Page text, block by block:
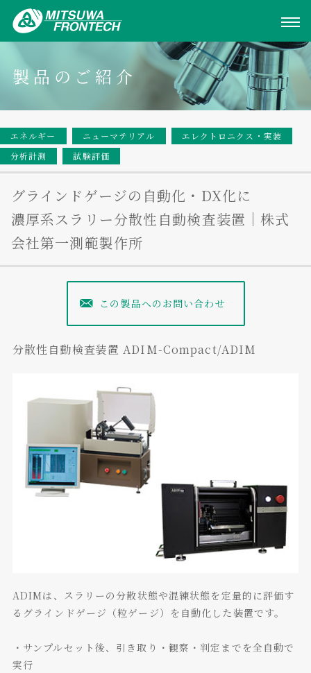
製品のご紹介
エネルギー ニューマテリアル
エレクトロニクス・実装
分析計測
試験評価
グラインドゲージの自動化・DX化に
濃厚系スラリー分散性自動検査装置｜株式
会社第一測範製作所
この製品へのお問い合わせ
分散性自動検査装置 ADIM-Compact/ADIM
ADIMは、スラリーの分散状態や混練状態を定量的に評価す
るグラインドゲージ（粒ゲージ）を自動化した装置です。
・サンプルセット後、引き取り・観察・判定までを全自動で
実行